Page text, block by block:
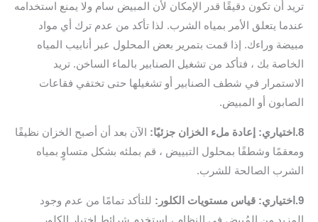
تريد أن تكون دقيقًا قدر الإمكان لأن المبيض سام ولا يمنع استخدامه
عندما يتعلق الأمر بمياه الشرب. لذا تأكد من عدم ترك أي مواد
مبيضة وراءك. إذا قمت بتمرير بعض المحلول عبر أنابيب المياه
الخاصة بك ، فتأكد من تشغيل الصنابير بالماء الساخن. تريد
الاستمرار في شطف الصنابير أو تشغيلها حتى تختفي فقاعات
الصابون أو المبيض.
8.اختياري: إعادة ملء الخزان جزئيًا:
الآن بعد أن أصبح الخزان نظيفًا
ومعقمًا وشطفًا بمحلول التبييض ، قم بملئه بشكل متساوٍ بمياه
الشرب الصالحة للشرب.
9.اختياري: قياس مستويات الكلور:
للتأكد تمامًا من عدم وجود
المزيد من المُبيض في النظام ، استخدم شرائط اختبار الكلور